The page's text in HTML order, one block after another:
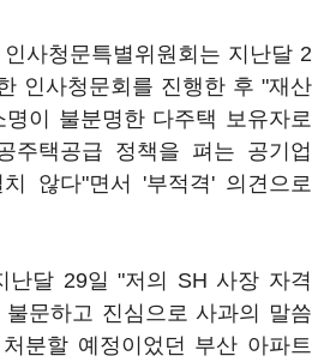
사청문특별위원회는 지난달 2
인사청문회를 진행한 후 "재산
이 불분명한 다주택 보유자로
주택공급 정책을 펴는 공기업
않다"면서 '부적격' 의견으로
난달 29일 "저의 SH 사장 자격
문하고 진심으로 사과의 말씀
분할 예정이었던 부산 아파트